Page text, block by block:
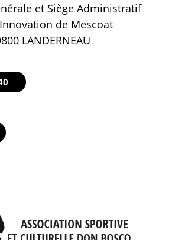
et Siège Administratif
de Mescoat
LANDERNEAU